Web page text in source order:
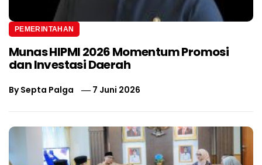
PEMERINTAHAN
Munas HIPMI 2026 Momentum Promosi
dan Investasi Daerah
BySepta Palga 7 Juni 2026